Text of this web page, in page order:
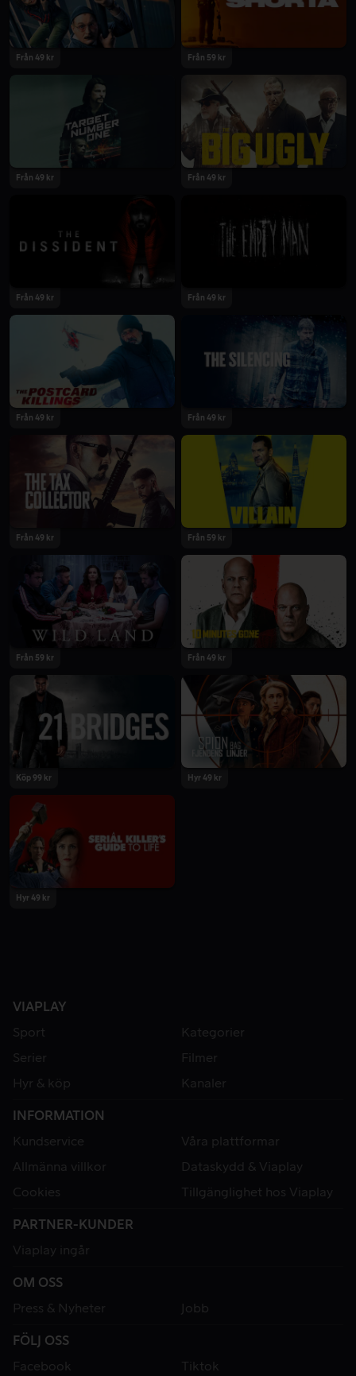
2020
Från 49 kr
2020
Från 59 kr
2020
Från 49 kr Från 49 kr
Från 49 kr
2020
Från 49 kr
2020
Från 49 kr Från 49 kr
2020
Från 49 kr Från 59 kr
Från 59 kr
2019
Från 49 kr
2019
Köp 99 kr Hyr 49 kr
Hyr 49 kr
VIAPLAY
Sport
Kategorier
Serier
Filmer
Hyr & köp
Kanaler
INFORMATION
Kundservice
Våra plattformar
Allmänna villkor
Dataskydd & Viaplay
Cookies
Tillgänglighet hos Viaplay
PARTNER-KUNDER
Viaplay ingår
OM OSS
Press & Nyheter
Jobb
FÖLJ OSS
Facebook
Tiktok